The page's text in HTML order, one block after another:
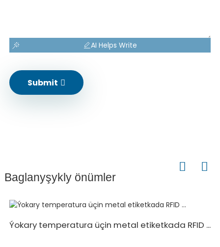
AI Helps Write
Submit
Baglanyşykly önümler
Ýokary temperatura üçin metal etiketkada RFID ...